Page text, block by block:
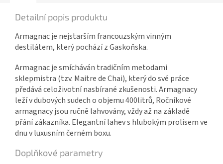
Detailní popis produktu
Armagnac je nejstarším francouzským vinným
destilátem, který pochází z Gaskoňska.
Armagnac je smícháván tradičním metodami
sklepmistra (tzv. Maitre de Chai), který do své práce
předává celoživotní nasbírané zkušenosti. Armagnacy
leží v dubových sudech o objemu 400litrů, Ročníkové
armagnacy jsou ručně lahvovány, vždy až na základě
přání zákazníka. Elegantní lahev s hlubokým prolisem ve
dnu v luxusním černém boxu.
Doplňkové parametry